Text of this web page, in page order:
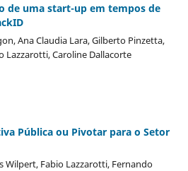
de uma start-up em tempos de
Ana Claudia Lara, Gilberto Pinzetta,
Lazzarotti, Caroline Dallacorte
Pública ou Pivotar para o Setor
Wilpert, Fabio Lazzarotti, Fernando